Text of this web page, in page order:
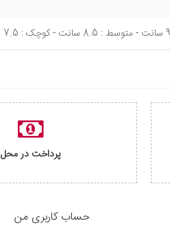
پرداخت در محل
حساب کاربری من